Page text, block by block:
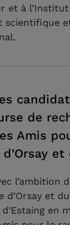
et à
scientifique
de
Amis
et
l’ambition
d’Orsay et
en